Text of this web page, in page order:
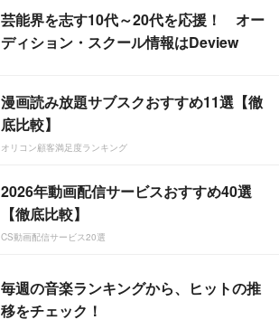
芸能界を志す10代～20代を応援！ オー
ディション・スクール情報はDeview
漫画読み放題サブスクおすすめ11選【徹
底比較】
オリコン顧客満足度ランキング
2026年動画配信サービスおすすめ40選
【徹底比較】
CS動画配信サービス20選
毎週の音楽ランキングから、ヒットの推
移をチェック！